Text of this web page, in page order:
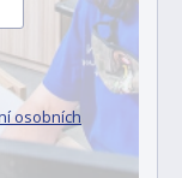
osobních